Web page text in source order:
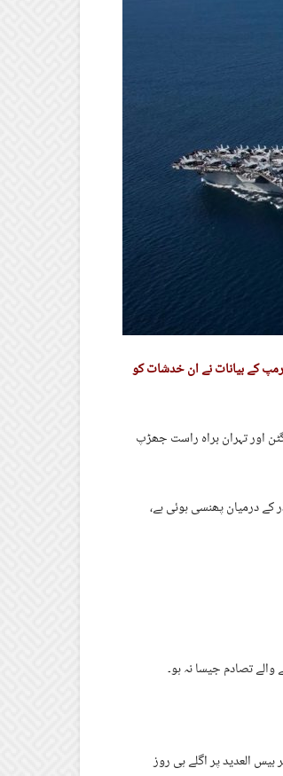
کے بیانات نے ان خدشات کو
اور تہران براہ راست جھڑپ
درمیان پھنسی ہوئی ہے،
تصادم جیسا نہ ہو۔
العدید پر اگلے ہی روز